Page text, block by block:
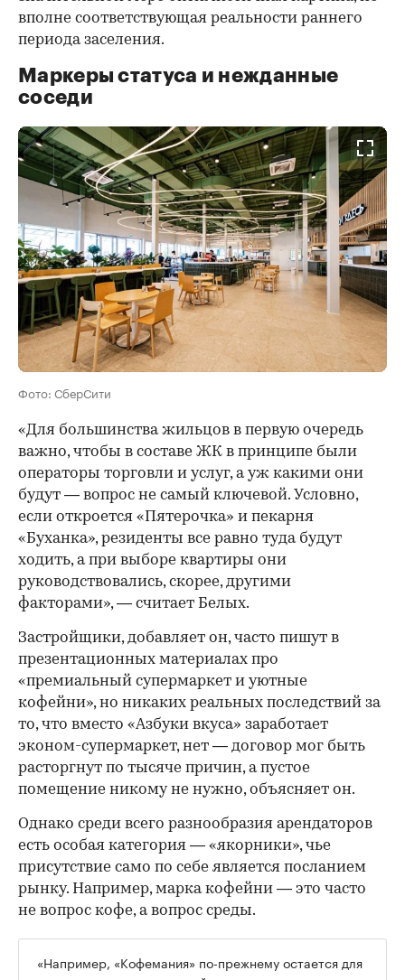
вполне соответствующая реальности раннего
периода заселения.
Маркеры статуса и нежданные
соседи
Фото: СберСити
«Для большинства жильцов в первую очередь
важно, чтобы в составе ЖК в принципе были
операторы торговли и услуг, а уж какими они
будут — вопрос не самый ключевой. Условно,
если откроется «Пятерочка» и пекарня
«Буханка», резиденты все равно туда будут
ходить, а при выборе квартиры они
руководствовались, скорее, другими
факторами», — считает Белых.
Застройщики, добавляет он, часто пишут в
презентационных материалах про
«премиальный супермаркет и уютные
кофейни», но никаких реальных последствий за
то, что вместо «Азбуки вкуса» заработает
эконом-супермаркет, нет — договор мог быть
расторгнут по тысяче причин, а пустое
помещение никому не нужно, объясняет он.
Однако среди всего разнообразия арендаторов
есть особая категория — «якорники», чье
присутствие само по себе является посланием
рынку. Например, марка кофейни — это часто
не вопрос кофе, а вопрос среды.
«Например, «Кофемания» по-прежнему остается для